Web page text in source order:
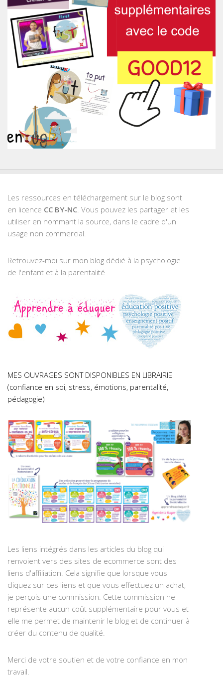
Les ressources en téléchargement sur le blog sont
en licence CC BY-NC . Vous pouvez les partager et les
utiliser en nommant la source, dans le cadre d'un
usage non commercial.
Retrouvez-moi sur mon blog dédié à la psychologie
de l'enfant et à la parentalité
MES OUVRAGES SONT DISPONIBLES EN LIBRAIRIE
(confiance en soi, stress, émotions, parentalité,
pédagogie)
Les liens intégrés dans les articles du blog qui
renvoient vers des sites de ecommerce sont des
liens d'affiliation. Cela signifie que lorsque vous
cliquez sur ces liens et que vous effectuez un achat,
je perçois une commission. Cette commission ne
représente aucun coût supplémentaire pour vous et
elle me permet de maintenir le blog et de continuer à
créer du contenu de qualité.
Merci de votre soutien et de votre confiance en mon
travail.